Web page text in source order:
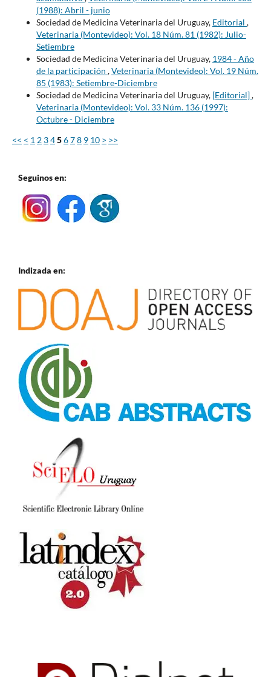
(1988): Abril - junio
Sociedad de Medicina Veterinaria del Uruguay, Editorial ,
Veterinaria (Montevideo): Vol. 18 Núm. 81 (1982): Julio-
Setiembre
Sociedad de Medicina Veterinaria del Uruguay, 1984 - Año
de la participación ,Veterinaria (Montevideo): Vol. 19 Núm.
85 (1983): Setiembre-Diciembre
Sociedad de Medicina Veterinaria del Uruguay, [Editorial],
Veterinaria (Montevideo): Vol. 33 Núm. 136 (1997):
Octubre - Diciembre
<< < 1 2 345678 9 10 > >>
Seguinos en:
Indizada en: